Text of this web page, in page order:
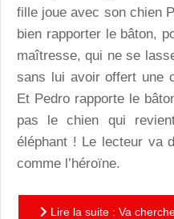
fille joue avec son chien
bien rapporter le bâton,
maîtresse, qui ne se
sans lui avoir offert une
Et Pedro rapporte le
pas le chien qui
éléphant ! Le lecteur va
comme l’héroïne.
Lire la suite : Va